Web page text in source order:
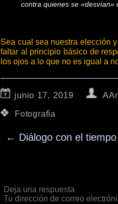
contra quienes se
Sea cual sea nuestra elección
faltar al principio básico de
los ojos a lo que no es igual a
junio 17, 2019
Fotografía
← Diálogo con el
Deja una respuesta
Tu dirección de correo